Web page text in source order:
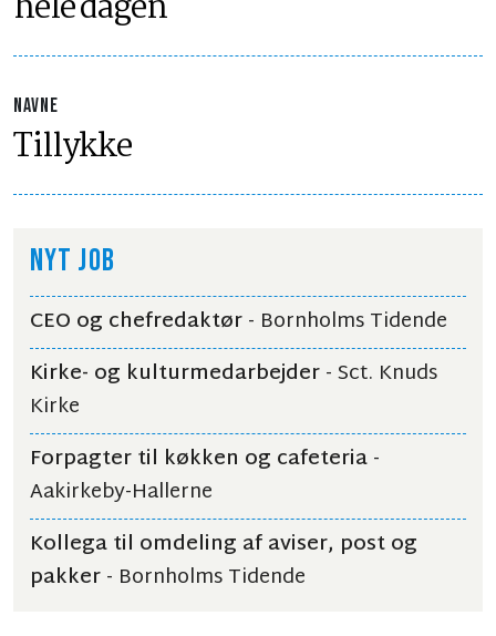
NAVNE
Tillykke
NYT JOB
CEO og chefredaktør- Bornholms Tidende
Kirke- og kulturmedarbejder- Sct. Knuds
Kirke
Forpagter til køkken og cafeteria-
Aakirkeby-Hallerne
Kollega til omdeling af aviser, post og
pakker- Bornholms Tidende